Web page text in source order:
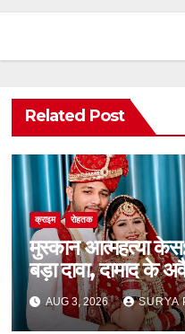
Related Post
क्राइम रोहतक
मुस्कान आत्महत्या
बड़ा दावा, दामाद
AUG 3, 2026 SURYA